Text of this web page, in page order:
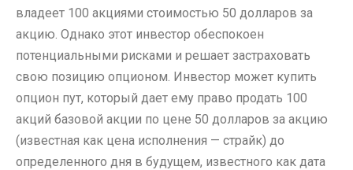
владеет 100 акциями стоимостью 50 долларов за
акцию. Однако этот инвестор обеспокоен
потенциальными рисками и решает застраховать
свою позицию опционом. Инвестор может купить
опцион пут, который дает ему право продать 100
акций базовой акции по цене 50 долларов за акцию
(известная как цена исполнения — страйк) до
определенного дня в будущем, известного как дата